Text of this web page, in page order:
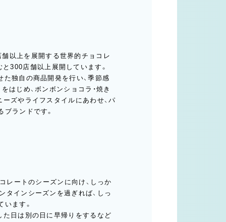
以上を展開する世界的チョコレ
300店舗以上展開しています。
独自の商品開発を行い、季節感
はじめ、ボンボンショコラ・焼き
ズやライフスタイルにあわせ、パ
ランドです。
レートのシーズンに向け、しっか
タインシーズンを過ぎれば、しっ
ます。
た日は別の日に早帰りをするなど